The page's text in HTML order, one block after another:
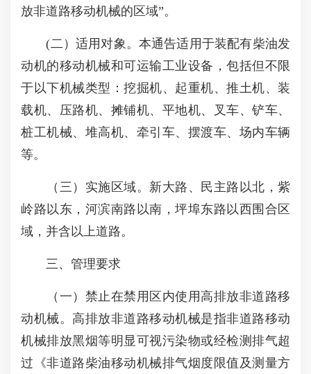
放非道路移动机械的区域”。
(二）适用对象。本通告适用于装配有柴油发
动机的移动机械和可运输工业设备，包括但不限
于以下机械类型：挖掘机、起重机、推土机、装
载机、压路机、摊铺机、平地机、叉车、铲车、
桩工机械、堆高机、牵引车、摆渡车、场内车辆
等。
（三）实施区域。新大路、民主路以北，紫
岭路以东，河滨南路以南，坪埠东路以西围合区
域，并含以上道路。
三、管理要求
（一）禁止在禁用区内使用高排放非道路移
动机械。高排放非道路移动机械是指非道路移动
机械排放黑烟等明显可视污染物或经检测排气超
过《非道路柴油移动机械排气烟度限值及测量方